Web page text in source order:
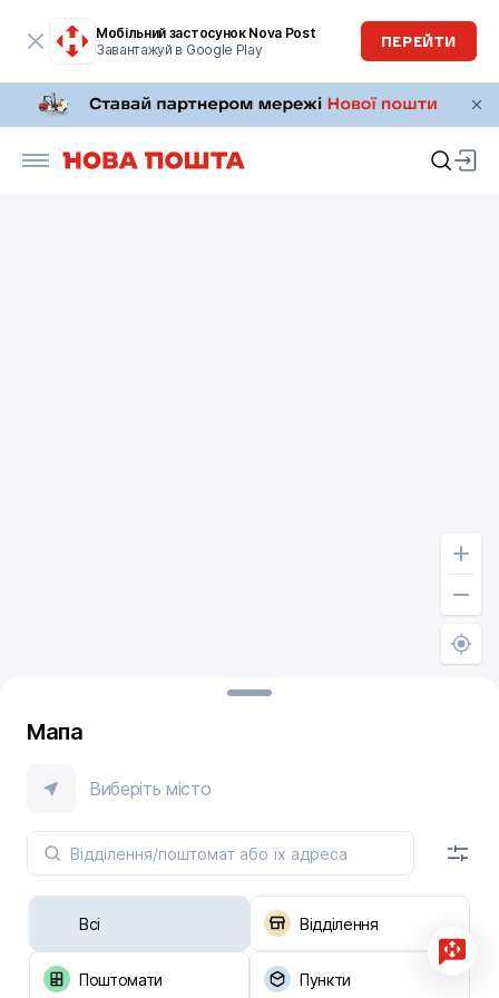
Мобільний застосунок Nova Post
Завантажуй в Google Play
ПЕРЕЙТИ
Мапа
Виберіть місто
Всі Відділення
Поштомати Пункти